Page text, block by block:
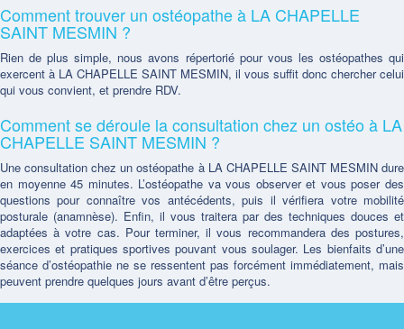
Comment trouver un ostéopathe à LA CHAPELLE
SAINT MESMIN ?
Rien de plus simple, nous avons répertorié pour vous les ostéopathes qui
exercent à LA CHAPELLE SAINT MESMIN, il vous suffit donc chercher celui
qui vous convient, et prendre RDV.
Comment se déroule la consultation chez un ostéo à LA
CHAPELLE SAINT MESMIN ?
Une consultation chez un ostéopathe à LA CHAPELLE SAINT MESMIN dure
en moyenne 45 minutes. L’ostéopathe va vous observer et vous poser des
questions pour connaître vos antécédents, puis il vérifiera votre mobilité
posturale (anamnèse). Enfin, il vous traitera par des techniques douces et
adaptées à votre cas. Pour terminer, il vous recommandera des postures,
exercices et pratiques sportives pouvant vous soulager. Les bienfaits d’une
séance d’ostéopathie ne se ressentent pas forcément immédiatement, mais
peuvent prendre quelques jours avant d’être perçus.